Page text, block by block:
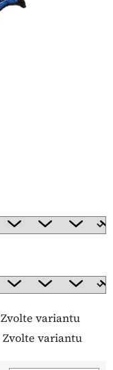
Zvolte variantu
Zvolte variantu